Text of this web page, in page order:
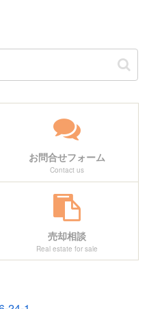
、一二平方キロメー...
お問合せフォーム
Contact us
売却相談
Real estate for sale